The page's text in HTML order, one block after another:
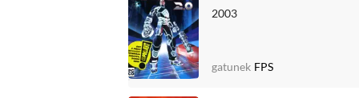
2003
gatunek FPS